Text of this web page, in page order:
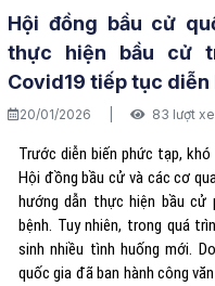
Hội đồng bầu cử
thực hiện bầu cử
Covid19 tiếp tục
20/01/2026 83 lượt
Trước diễn biến phức tạp,
Hội đồng bầu cử và các cơ
hướng dẫn thực hiện bầu cử
bệnh. Tuy nhiên, trong quá
sinh nhiều tình huống mới.
quốc gia đã ban hành công